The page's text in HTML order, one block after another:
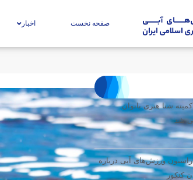
صفحه نخست اخبار
شنا هنری بانوان
شد
ورزش‌های آبی درباره
کنکور